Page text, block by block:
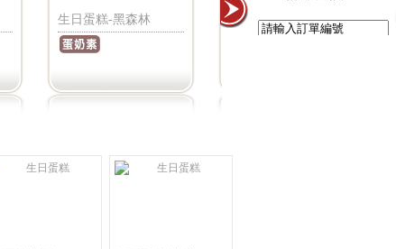
生日蛋糕-黑森林 生日蛋糕-浪漫